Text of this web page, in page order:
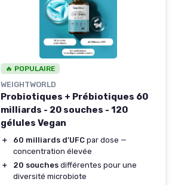
🔥 POPULAIRE
WEIGHTWORLD
Probiotiques + Prébiotiques 60
milliards - 20 souches - 120
gélules Vegan
＋ 60 milliards d'UFC par dose —
concentration élevée
＋
20 souches différentes pour une
diversité microbiote